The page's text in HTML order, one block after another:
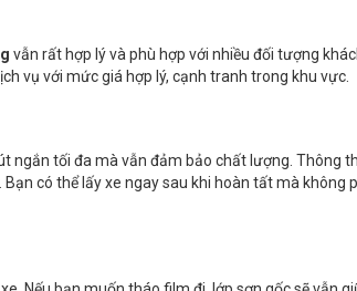
vẫn rất hợp lý và phù hợp với nhiều đối tượng
vụ với mức giá hợp lý, cạnh tranh trong khu vực.
ngắn tối đa mà vẫn đảm bảo chất lượng. Thông
có thể lấy xe ngay sau khi hoàn tất mà không